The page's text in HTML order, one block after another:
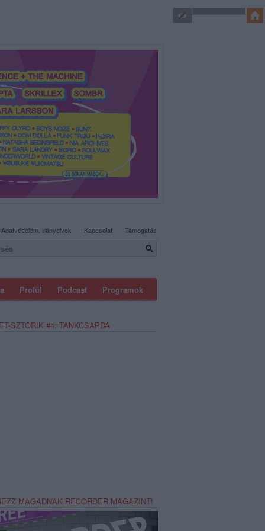
Profül Podcast Programok
Adatvédelem, irányelvek Kapcsolat Támogatás
SZTORIK #4: TANKCSAPDA
MAGADNAK RECORDER MAGAZINT!
SÜTI BEÁLLÍTÁSOK MÓDOSÍTÁSA